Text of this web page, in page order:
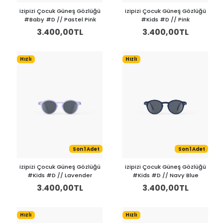
izipizi Çocuk Güneş Gözlüğü
#Baby #D // Pastel Pink
3.400,00TL
izipizi Çocuk Güneş Gözlüğü
#Kids #D // Pink
3.400,00TL
Hızlı
Son 1 Adet
izipizi Çocuk Güneş Gözlüğü
#Kids #D // Lavender
3.400,00TL
Hızlı
Son 1 Adet
izipizi Çocuk Güneş Gözlüğü
#Kids #D // Navy Blue
3.400,00TL
Hızlı Hızlı